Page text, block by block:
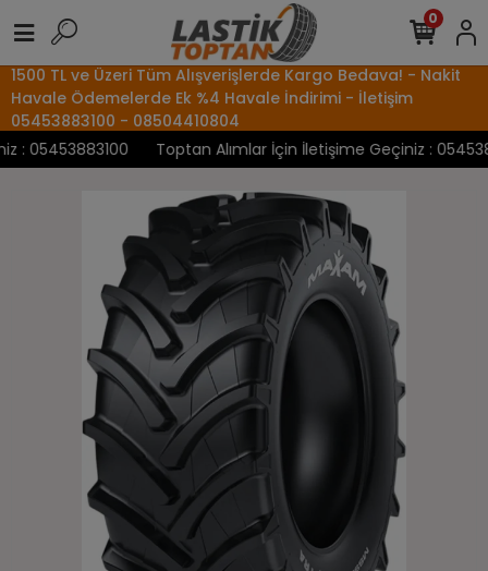
1500 TL ve Üzeri Tüm Alışverişlerde Kargo Bedava! - Nakit
Havale Ödemelerde Ek %4 Havale İndirimi - İletişim
05453883100 - 08504410804
05453883100
Toptan Alımlar İçin İletişime Geçiniz :
0